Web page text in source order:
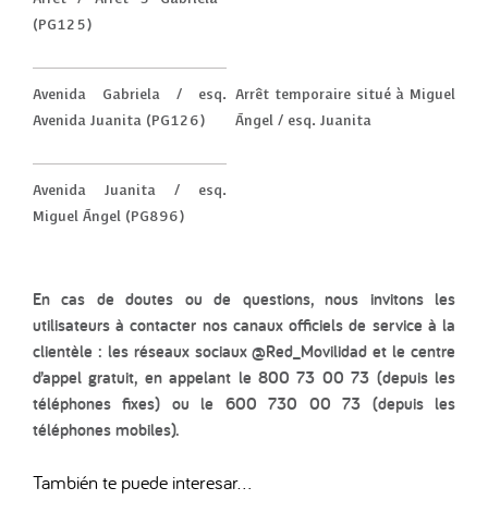
(PG125)
Arrêt temporaire situé à Miguel
Ángel / esq. Juanita
Avenida Gabriela / esq.
Avenida Juanita (PG126)
Avenida Juanita / esq.
Miguel Ángel (PG896)
En cas de doutes ou de questions, nous invitons les
utilisateurs à contacter nos canaux officiels de service à la
clientèle : les réseaux sociaux @Red_Movilidad et le centre
d’appel gratuit, en appelant le 800 73 00 73 (depuis les
téléphones fixes) ou le 600 730 00 73 (depuis les
téléphones mobiles).
También te puede interesar...